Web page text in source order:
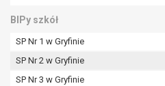
BIPy szkół
SP Nr 1 w Gryfinie
SP Nr 2 w Gryfinie
SP Nr 3 w Gryfinie